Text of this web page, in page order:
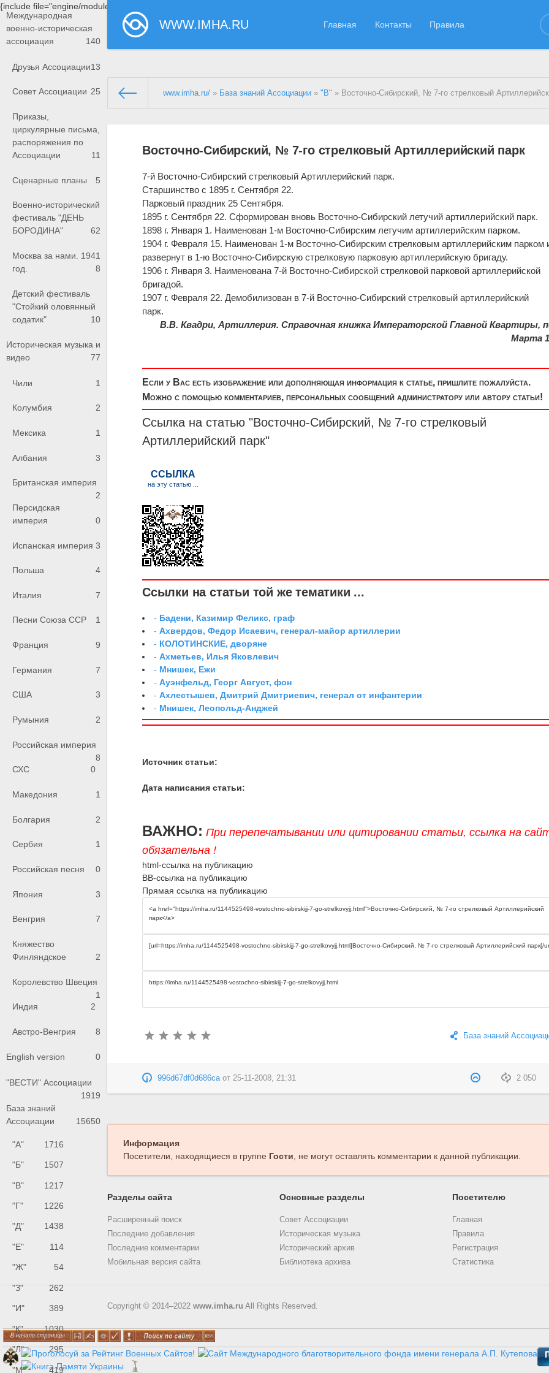
{include file="engine/modules/saperu/head.php"}
WWW.IMHA.RU Главная Контакты Правила
Международная
военно-историческая
ассоциация
140
Друзья Ассоциации13
Совет Ассоциации 25
Приказы,
циркулярные письма,
распоряжения по
Ассоциации
11
Сценарные планы 5
Военно-исторический
фестиваль "ДЕНЬ
БОРОДИНА"
62
Москва за нами. 1941
год.
8
Детский фестиваль
"Стойкий оловянный
содатик"
10
Историческая музыка и
видео
77
Чили 1
Колумбия 2
Мексика 1
Албания 3
Британская империя
2
Персидская
империя
0
Испанская империя 3
Польша 4
Италия 7
Песни Союза ССР 1
Франция 9
Германия 7
США 3
Румыния 2
Российская империя
8
СХС
0
Македония 1
Болгария 2
Сербия 1
Российская песня 0
Япония 3
Венгрия 7
Княжество
Финляндское
2
Королевство Швеция
1
Индия
2
Австро-Венгрия 8
English version 0
"ВЕСТИ" Ассоциации
1919
База знаний
Ассоциации
15650
"А" 1716
"Б" 1507
"В" 1217
"Г" 1226
"Д" 1438
"Е" 114
"Ж" 54
"З" 262
"И" 389
"К" 1030
"Л" 295
"М" 419
www.imha.ru/ » База знаний Ассоциации »"В" » Восточно-Сибирский, № 7-го стрелковый
Восточно-Сибирский, № 7-го стрелковый Артиллерийский парк
7-й Восточно-Сибирский стрелковый Артиллерийский парк.
Старшинство с 1895 г. Сентября 22.
Парковый праздник 25 Сентября.
1895 г. Сентября 22. Сформирован вновь Восточно-Сибирский летучий артиллерийский парк.
1898 г. Января 1. Наименован 1-м Восточно-Сибирским летучим артиллерийским парком.
1904 г. Февраля 15. Наименован 1-м Восточно-Сибирским стрелковым артиллерийским парком
развернут в 1-ю Восточно-Сибирскую стрелковую парковую артиллерийскую бригаду.
1906 г. Января 3. Наименована 7-й Восточно-Сибирской стрелковой парковой артиллерийской
бригадой.
1907 г. Февраля 22. Демобилизован в 7-й Восточно-Сибирский стрелковый артиллерийский
парк.
В.В. Квадри, Артиллерия. Справочная книжка Императорской Главной Квартиры,
Марта
Если у Вас есть изображение или дополняющая информация к статье, пришлите пожалуйста.
Можно с помощью комментариев, персональных сообщений администратору или автору статьи!
Ссылка на статью "Восточно-Сибирский, № 7-го стрелковый
Артиллерийский парк"
Ссылки на статьи той же тематики ...
- Бадени, Казимир Феликс, граф
-Ахвердов, Федор Исаевич, генерал-майор артиллерии
- КОЛОТИНСКИЕ, дворяне
-Ахметьев, Илья Яковлевич
- Мнишек, Ежи
-Ауэнфельд, Георг Август, фон
-Ахлестышев, Дмитрий Дмитриевич, генерал от инфантерии
- Мнишек, Леопольд-Анджей
Источник статьи:
Дата написания статьи:
ВАЖНО: При перепечатывании или цитировании статьи, ссылка на
обязательна !
html-ссылка на публикацию
BB-ссылка на публикацию
Прямая ссылка на публикацию
База знаний
2 050
996d67df0d686caот25-11-2008, 21:31
Информация
Посетители, находящиеся в группе Гости, не могут оставлять комментарии к данной публикации.
Разделы сайта
Расширенный поиск
Последние добавления
Последние комментарии
Мобильная версия сайта
Основные разделы
Совет Ассоциации
Историческая музыка
Исторический архив
Библиотека архива
Посетителю
Главная
Правила
Регистрация
Статистика
Copyright © 2014–2022 www.imha.ru All Rights Reserved.